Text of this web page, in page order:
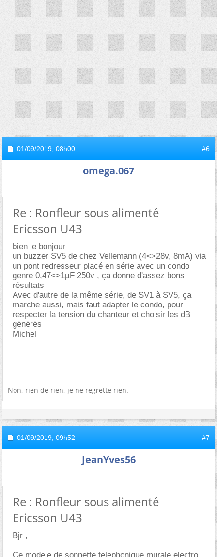
01/09/2019, 08h00 #6
omega.067
Re : Ronfleur sous alimenté
Ericsson U43
bien le bonjour
un buzzer SV5 de chez Vellemann (4<>28v, 8mA) via
un pont redresseur placé en série avec un condo
genre 0,47<>1µF 250v , ça donne d'assez bons
résultats
Avec d'autre de la même série, de SV1 à SV5, ça
marche aussi, mais faut adapter le condo, pour
respecter la tension du chanteur et choisir les dB
générés
Michel
Non, rien de rien, je ne regrette rien.
01/09/2019, 09h52 #7
JeanYves56
Re : Ronfleur sous alimenté
Ericsson U43
Bjr ,
Ce modele de sonnette telephonique murale electro